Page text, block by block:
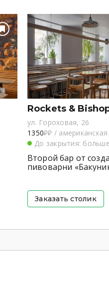
Rockets &
ул. Гороховая, 26
1350₽₽ / американская
До закрытия:
Второй бар от
пивоварни
Заказать столик